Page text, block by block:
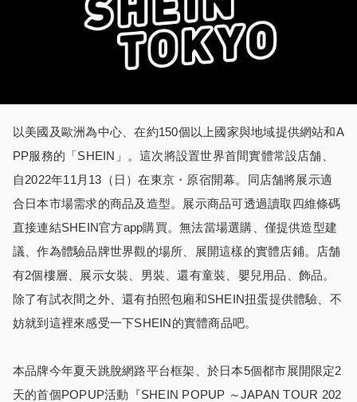
以美國及歐洲為中心、在約150個以上國家與地域提供網站和A
PP服務的「SHEIN」。這次將設置世界首間實體常設店舗、
自2022年11月13（日）在東京・原宿開幕。同店舗將展示適
合日本市場需求的商品及造型。展示商品可透過讀取四維條碼
直接連結SHEIN官方app購買。無法當場選購、僅提供造型建
議、作為體驗品牌世界觀的場所、展開這樣的實體店鋪。店舗
有2個樓層、展示女裝、男裝、還有童裝、嬰兒用品、飾品。
除了有試衣間之外、還有拍照包廂和SHEIN扭蛋提供體驗、不
妨就到這裡來感受一下SHEIN的實體商品吧。
本品牌今年夏天跳脫網路平台框架、於日本5個都市展開限定2
天的首個POPUP活動『SHEIN POPUP ～JAPAN TOUR 202